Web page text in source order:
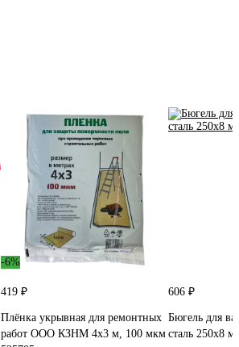
-6%
419 ₽
Плёнка укрывная для ремонтных
работ ООО КЗНМ 4x3 м, 100 мкм
606 ₽
Бюгель для
сталь 250х8